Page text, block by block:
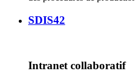
SDIS42
Intranet collaboratif